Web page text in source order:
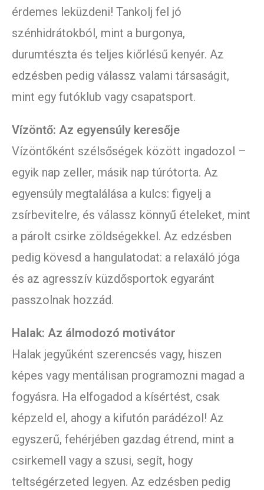
érdemes leküzdeni! Tankolj fel jó
szénhidrátokból, mint a burgonya,
durumtészta és teljes kiőrlésű kenyér. Az
edzésben pedig válassz valami társaságit,
mint egy futóklub vagy csapatsport.
Vízöntő: Az egyensúly keresője
Vízöntőként szélsőségek között ingadozol –
egyik nap zeller, másik nap túrótorta. Az
egyensúly megtalálása a kulcs: figyelj a
zsírbevitelre, és válassz könnyű ételeket, mint
a párolt csirke zöldségekkel. Az edzésben
pedig kövesd a hangulatodat: a relaxáló jóga
és az agresszív küzdősportok egyaránt
passzolnak hozzád.
Halak: Az álmodozó motivátor
Halak jegyűként szerencsés vagy, hiszen
képes vagy mentálisan programozni magad a
fogyásra. Ha elfogadod a kísértést, csak
képzeld el, ahogy a kifutón parádézol! Az
egyszerű, fehérjében gazdag étrend, mint a
csirkemell vagy a szusi, segít, hogy
teltségérzeted legyen. Az edzésben pedig